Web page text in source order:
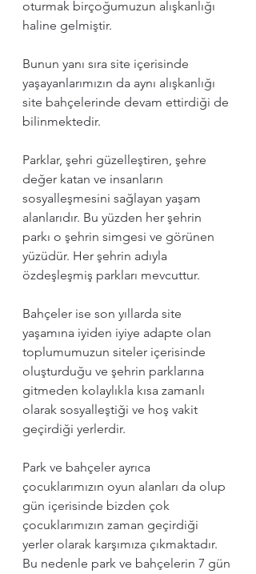
oturmak birçoğumuzun alışkanlığı
haline gelmiştir.
Bunun yanı sıra site içerisinde
yaşayanlarımızın da aynı alışkanlığı
site bahçelerinde devam ettirdiği de
bilinmektedir.
Parklar, şehri güzelleştiren, şehre
değer katan ve insanların
sosyalleşmesini sağlayan yaşam
alanlarıdır. Bu yüzden her şehrin
parkı o şehrin simgesi ve görünen
yüzüdür. Her şehrin adıyla
özdeşleşmiş parkları mevcuttur.
Bahçeler ise son yıllarda site
yaşamına iyiden iyiye adapte olan
toplumumuzun siteler içerisinde
oluşturduğu ve şehrin parklarına
gitmeden kolaylıkla kısa zamanlı
olarak sosyalleştiği ve hoş vakit
geçirdiği yerlerdir.
Park ve bahçeler ayrıca
çocuklarımızın oyun alanları da olup
gün içerisinde bizden çok
çocuklarımızın zaman geçirdiği
yerler olarak karşımıza çıkmaktadır.
Bu nedenle park ve bahçelerin 7 gün